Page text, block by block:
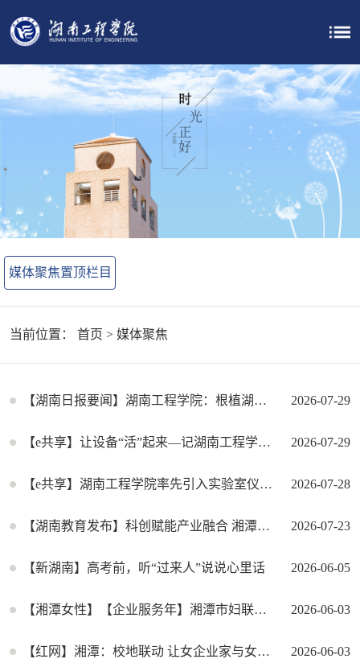
媒体聚焦置顶栏目
当前位置： 首页 > 媒体聚焦
2026-07-29
【湖南日报要闻】湖南工程学院：根植湖湘沃土 熔铸工程匠心
2026-07-29
【e共享】让设备“活”起来—记湖南工程学院刘小娟高级实验师的仪器共享之路
2026-07-28
【e共享】湖南工程学院率先引入实验室仪器设备“轻托管”服务，探索科研保障新模式
2026-07-23
【湖南教育发布】科创赋能产业融合 湘潭搭建政校地企对接合作平台
2026-06-05
【新湖南】​高考前，听“过来人”说说心里话
2026-06-03
【湘潭女性】【企业服务年】湘潭市妇联与湖南工程学院联合开展校地联动“心手相牵”活动
2026-06-03
【红网】湘潭：校地联动 让女企业家与女大学生“心手相牵”